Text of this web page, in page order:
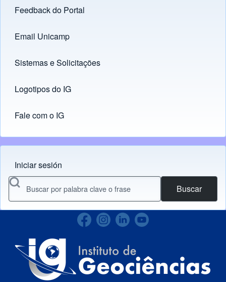
Footer menu
Feedback do Portal
Links
Email Unicamp
(opens in new tab)
Sistemas e Solicitações
(opens in new tab)
Logotipos do IG
(opens in new tab)
Fale com o IG
Menu do usuário
Iniciar sesión
Buscar